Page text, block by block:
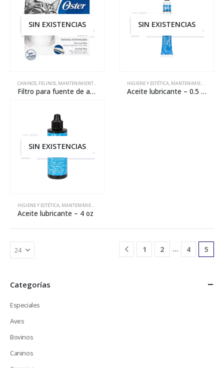
SIN EXISTENCIAS
CANINOS, FELINOS, MANTENIMIENTO ,
Filtro para fuente de agua – 60 oz
SIN EXISTENCIAS
HIGIENE Y ESTÉTICA, MANTENIMIENTO
Aceite lubricante – 0.5 oz
SIN EXISTENCIAS
HIGIENE Y ESTÉTICA, MANTENIMIENTO
Aceite lubricante – 4 oz
1 2 … 4 5
Categorías
Especiales
Aves
Bovinos
Caninos